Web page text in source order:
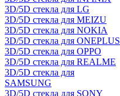
3D/5D стекла для LG
3D/5D стекла для MEIZU
3D/5D стекла для NOKIA
3D/5D стекла для ONEPLUS
3D/5D стекла для OPPO
3D/5D стекла для REALME
3D/5D стекла для
SAMSUNG
3D/5D стекла для SONY